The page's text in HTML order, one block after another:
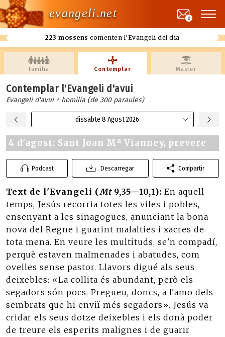
evangeli.net
223 mossens comenten l'Evangeli del dia
0
Família Contemplar Master
Contemplar l'Evangeli d'avui
Evangeli d'avui + homilía (de 300 paraules)
dissabte 8 Agost 2026
4 d'agost: Sant Joan Mª Vianney, prevere
Podcast Descarregar Compartir
Text de l'Evangeli (Mt9,35—10,1): En aquell
temps, Jesús recorria totes les viles i pobles,
ensenyant a les sinagogues, anunciant la bona
nova del Regne i guarint malalties i xacres de
tota mena. En veure les multituds, se'n compadí,
perquè estaven malmenades i abatudes, com
ovelles sense pastor. Llavors digué als seus
deixebles: «La collita és abundant, però els
segadors són pocs. Pregueu, doncs, a l'amo dels
sembrats que hi enviï més segadors». Jesús va
cridar els seus dotze deixebles i els donà poder
de treure els esperits malignes i de guarir